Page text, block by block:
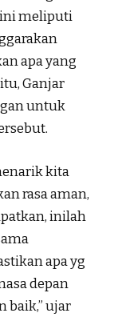
meliputi
apa yang
Ganjar
untuk
kita
rasa aman,
inilah
apa yg
depan
baik,” ujar